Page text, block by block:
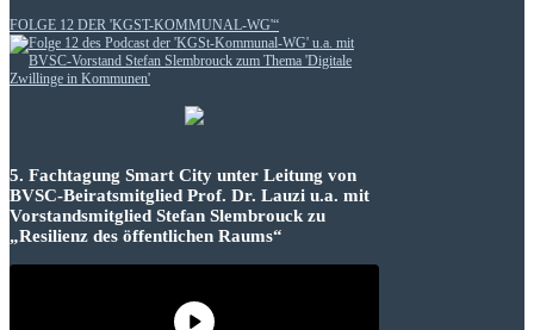
FOLGE 12 DER 'KGST-KOMMUNAL-WG'“
5. Fachtagung Smart City unter Leitung von
BVSC-Beiratsmitglied Prof. Dr. Lauzi u.a. mit
Vorstandsmitglied Stefan Slembrouck zu
„Resilienz des öffentlichen Raums“